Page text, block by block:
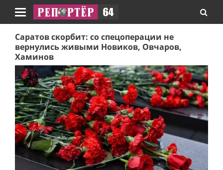
Навигация
Саратов скорбит: со спецоперации не
вернулись живыми Новиков, Овчаров,
Хаминов